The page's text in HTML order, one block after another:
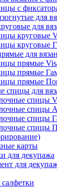
с
для
для
круговые
круговые
для
прямые
прямые
прямые
спицы для
спицы
спицы
спицы
спицы
карты
для декупажа
для